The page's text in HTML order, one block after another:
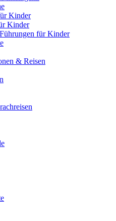
Kinder
Kinder
für Kinder
& Reisen